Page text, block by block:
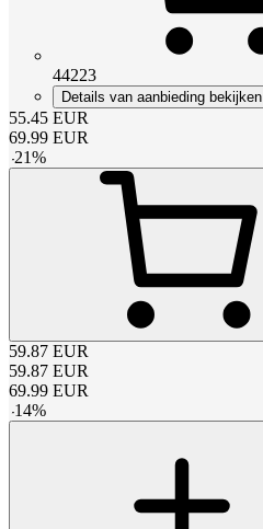
44223
Details van aanbieding bekijken
55.45 EUR
69.99 EUR
-21%
59.87 EUR
59.87 EUR
69.99 EUR
-14%